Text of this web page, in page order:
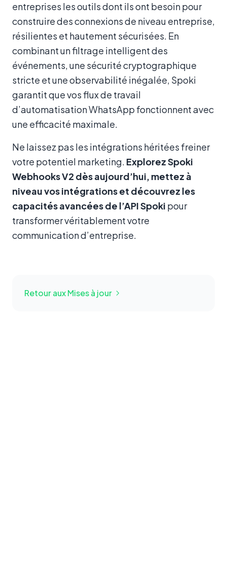
entreprises les outils dont ils ont besoin pour
construire des connexions de niveau entreprise,
résilientes et hautement sécurisées. En
combinant un filtrage intelligent des
événements, une sécurité cryptographique
stricte et une observabilité inégalée, Spoki
garantit que vos flux de travail
d’automatisation WhatsApp fonctionnent avec
une efficacité maximale.
Ne laissez pas les intégrations héritées freiner
votre potentiel marketing. Explorez Spoki
Webhooks V2 dès aujourd’hui, mettez à
niveau vos intégrations et découvrez les
capacités avancées de l’API Spoki pour
transformer véritablement votre
communication d’entreprise.
Retour aux Mises à jour